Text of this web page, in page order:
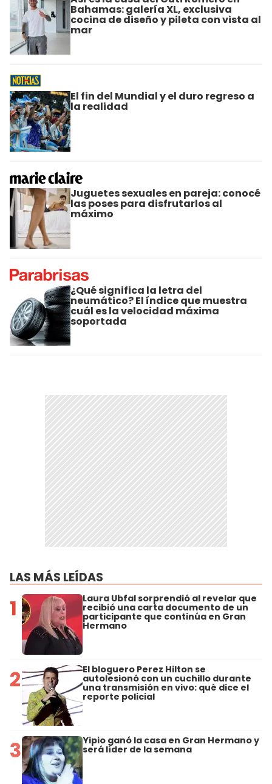
Bahamas: galería XL, exclusiva
cocina de diseño y pileta con vista al
mar
El fin del Mundial y el duro regreso a
la realidad
Juguetes sexuales en pareja: conocé
las poses para disfrutarlos al
máximo
¿Qué significa la letra del
neumático? El índice que muestra
cuál es la velocidad máxima
soportada
LAS MÁS LEÍDAS
1 Laura Ubfal sorprendió al revelar que
recibió una carta documento de un
participante que continúa en Gran
Hermano
2 El bloguero Perez Hilton se
autolesionó con un cuchillo durante
una transmisión en vivo: qué dice el
reporte policial
3 Yipio ganó la casa en Gran Hermano y
será líder de la semana